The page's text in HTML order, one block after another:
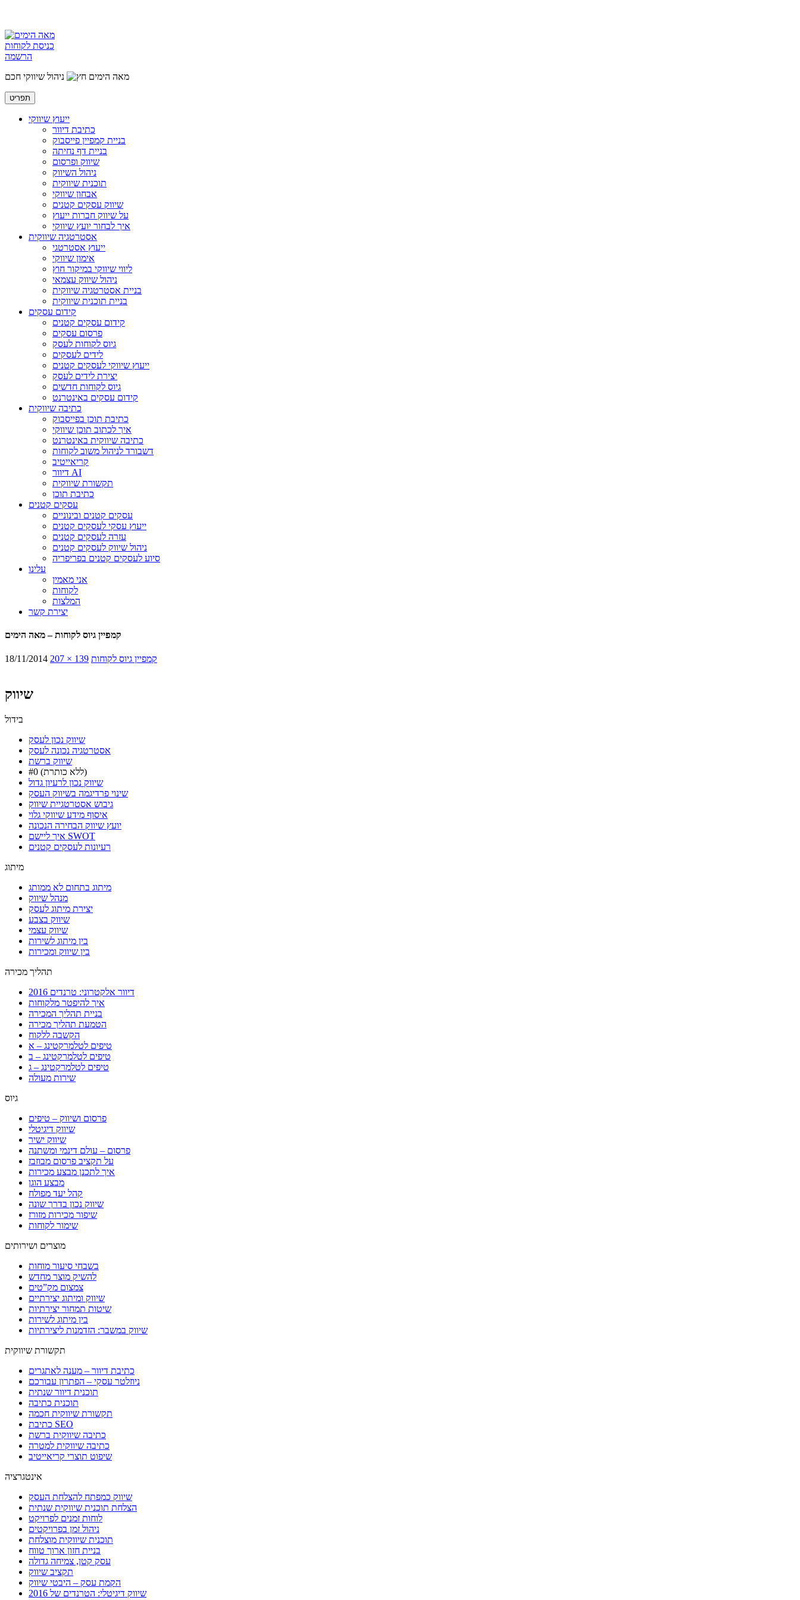
כניסת לקוחות
הרשמה
מאה הימים
ניהול שיווקי חכם
תפריט
ייעוץ שיווקי
כתיבת דיוור
בניית קמפיין פייסבוק
בניית דף נחיתה
שיווק ופרסום
ניהול השיווק
תוכנית שיווקית
אבחון שיווקי
שיווק עסקים קטנים
על שיווק חברות ייעוץ
איך לבחור יועץ שיווקי
אסטרטגיה שיווקית
ייעוץ אסטרטגי
אימון שיווקי
ליווי שיווקי במיקור חוץ
ניהול שיווק עצמאי
בניית אסטרטגיה שיווקית
בניית תוכנית שיווקית
קידום עסקים
קידום עסקים קטנים
פרסום עסקים
גיוס לקוחות לעסק
לידים לעסקים
ייעוץ שיווקי לעסקים קטנים
יצירת לידים לעסק
גיוס לקוחות חדשים
קידום עסקים באינטרנט
כתיבה שיווקית
כתיבת תוכן בפייסבוק
איך לכתוב תוכן שיווקי
כתיבה שיווקית באינטרנט
דשבורד לניהול משוב לקוחות
קריאייטיב
דיוור AI
תקשורת שיווקית
כתיבת תוכן
עסקים קטנים
עסקים קטנים ובינוניים
ייעוץ עסקי לעסקים קטנים
עזרה לעסקים קטנים
ניהול שיווק לעסקים קטנים
סיוע לעסקים קטנים בפריפריה
עלינו
אני מאמין
לקוחות
המלצות
יצירת קשר
קמפיין גיוס לקוחות – מאה הימים
18/11/2014 207 × 139 קמפיין גיוס לקוחות
שיווק
בידול
שיווק נכון לעסק
אסטרטגיה נכונה לעסק
שיווק ברשת
#0 (ללא כותרת)
שיווק נכון לרעיון גדול
שינוי פרדיגמה בשיווק העסק
גיבוש אסטרטגיית שיווק
איסוף מידע שיווקי גלוי
יועץ שיווק הבחירה הנכונה
איך ליישם SWOT
רעיונות לעסקים קטנים
מיתוג
מיתוג בתחום לא ממותג
מנהל שיווק
יצירת מיתוג לעסק
שיווק בצבע
שיווק עצמי
בין מיתוג לשירות
בין שיווק ומכירות
תהליך מכירה
דיוור אלקטרוני: טרנדים 2016
איך להיפטר מלקוחות
בניית תהליך המכירה
הטמעת תהליך מכירה
הקשבה ללקוח
טיפים לטלמרקטינג – א
טיפים לטלמרקטינג – ב
טיפים לטלמרקטינג – ג
שירות מעולה
גיוס
פרסום ושיווק – טיפים
שיווק דיגיטלי
שיווק ישיר
פרסום – עולם דינמי ומשתנה
על תקציב פרסום מבוזבז
איך לתכנן מבצע מכירות
מבצע הוגן
קהל יעד מפולח
שיווק נכון בדרך שונה
שיפור מכירות מזורז
שימור לקוחות
מוצרים ושירותים
בשבחי סיעור מוחות
להשיק מוצר מחדש
צמצום מק”טים
שיווק ומיתוג יצירתיים
שיטות תמחור יצירתיות
בין מיתוג לשירות
שיווק במשבר: הזדמנות ליצירתיות
תקשורת שיווקית
כתיבת דיוור – מענה לאתגרים
ניוזלטר עסקי – הפתרון עבורכם
תוכנית דיוור שנתית
תוכנית כתיבה
תקשורת שיווקית חכמה
כתיבת SEO
כתיבה שיווקית ברשת
כתיבה שיווקית למטרה
שיפוט תוצרי קריאייטיב
אינטגרציה
שיווק כמפתח להצלחת העסק
הצלחת תוכנית שיווקית שנתית
לוחות זמנים לפרויקט
ניהול זמן בפרויקטים
תוכנית שיווקית מוצלחת
בניית חזון ארוך טווח
עסק קטן, צמיחה גדולה
תקציב שיווק
הקמת עסק – היבטי שיווק
שיווק דיגיטלי: הטרנדים של 2016